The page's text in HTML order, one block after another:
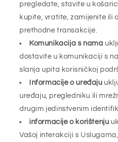
pregledate, stavite u
kupite, vratite, zamijenite ili
prethodne transakcije.
Komunikacija s nama
dostavite u komunikaciji s
slanja upita korisničkoj
Informacije o uređaju
uređaju, pregledniku ili
drugim jedinstvenim
informacije o korištenju
Vašoj interakciji s